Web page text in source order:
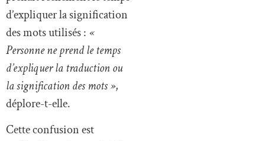
d’expliquer la signification
des mots utilisés : «
Personne ne prend le temps
d’expliquer la traduction ou
la signification des mots »,
déplore-t-elle.
Cette confusion est